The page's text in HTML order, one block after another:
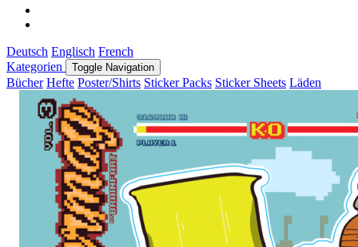
Deutsch Englisch French
Kategorien
Toggle Navigation
Bücher Hefte Poster/Shirts Sticker Packs Sticker Sheets Läden